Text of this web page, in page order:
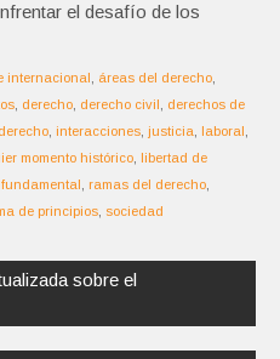
el desafío de los
internacional áreas del derecho
derecho derecho civil
derechos de
interacciones justicia laboral
momento histórico libertad de
ramas del derecho
de principios sociedad
sobre el